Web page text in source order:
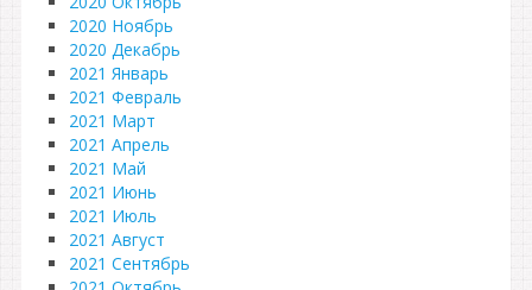
2020 Ноябрь
2020 Декабрь
2021 Январь
2021 Февраль
2021 Март
2021 Апрель
2021 Май
2021 Июнь
2021 Июль
2021 Август
2021 Сентябрь